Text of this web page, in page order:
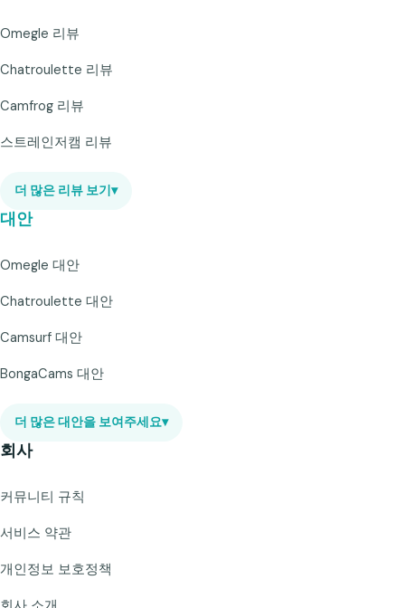
Omegle 리뷰
Chatroulette 리뷰
Camfrog 리뷰
스트레인저캠 리뷰
더 많은 리뷰 보기 ▾
대안
Omegle 대안
Chatroulette 대안
Camsurf 대안
BongaCams 대안
더 많은 대안을 보여주세요▾
회사
커뮤니티 규칙
서비스 약관
개인정보 보호정책